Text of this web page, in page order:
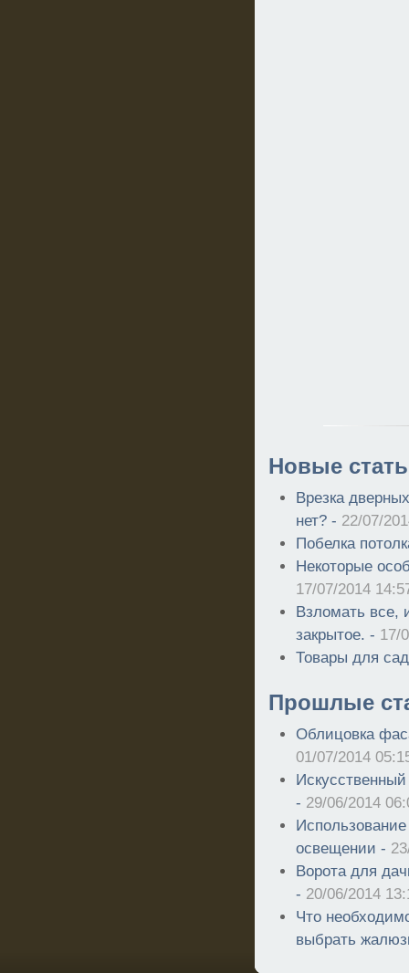
Новые
Врезка
нет? - 22/07/
Побелка
Некоторые
17/07/2014
Взломать все,
закрытое. - 17/
Товары для
Прошлые
Облицовка
01/07/2014
- 29/06/2014
освещении -
Ворота для
- 20/06/2014
Что
выбрать